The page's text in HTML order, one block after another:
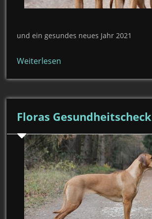
und ein gesundes neues Jahr 2021
Weiterlesen
Floras Gesundheitscheck